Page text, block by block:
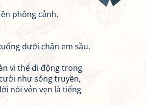
phông cảnh,
dưới chân em sầu.
vi thể di động trong
như sóng truyền,
nói vẻn vẹn là tiếng